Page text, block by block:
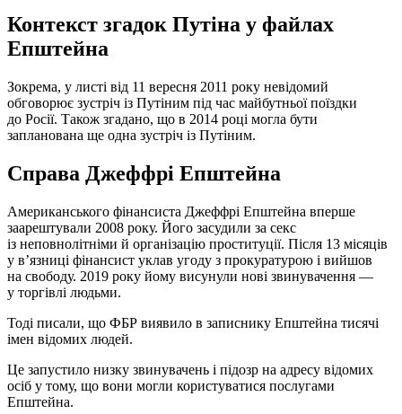
Контекст згадок Путіна у файлах
Епштейна
Зокрема, у листі від 11 вересня 2011 року невідомий
обговорює зустріч із Путіним під час майбутньої поїздки
до Росії. Також згадано, що в 2014 році могла бути
запланована ще одна зустріч із Путіним.
Справа Джеффрі Епштейна
Американського фінансиста Джеффрі Епштейна вперше
заарештували 2008 року. Його засудили за секс
із неповнолітніми й організацію проституції. Після 13 місяців
у вʼязниці фінансист уклав угоду з прокуратурою і вийшов
на свободу. 2019 року йому висунули нові звинувачення —
у торгівлі людьми.
Тоді писали, що ФБР виявило в записнику Епштейна тисячі
імен відомих людей.
Це запустило низку звинувачень і підозр на адресу відомих
осіб у тому, що вони могли користуватися послугами
Епштейна.